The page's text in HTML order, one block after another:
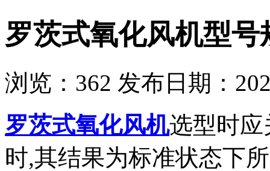
罗茨式氧化风机型
浏览： 362 发布日期：
罗茨式氧化风机选型时
时,其结果为标准状态下